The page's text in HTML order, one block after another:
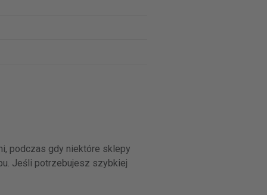
podczas gdy niektóre sklepy
Jeśli potrzebujesz szybkiej